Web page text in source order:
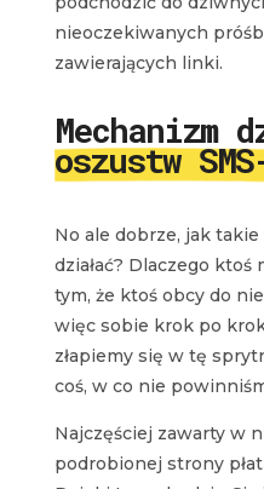
nieoczekiwanych
zawierających linki.
Mechanizm
oszustw
No ale dobrze, jak
działać? Dlaczego ktoś
tym, że ktoś obcy do
więc sobie krok po
złapiemy się w tę
coś, w co nie
Najczęściej zawarty w
podrobionej strony